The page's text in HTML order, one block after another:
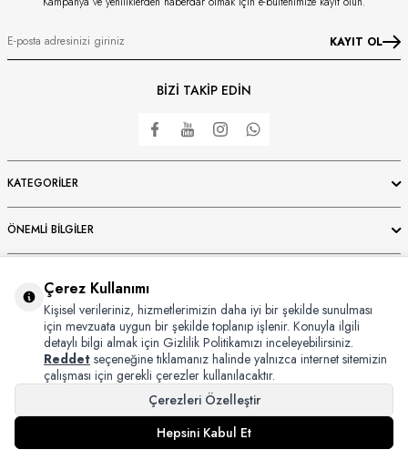
KAYIT OL
BİZİ TAKİP EDİN
KATEGORILER
ÖNEMLI BILGILER
Copyright © 2024 Bursaipek Tüm Hakları Saklıdır İzinsiz Kullanılamaz
T-SoftE-TicaretSistemleriyle Hazırlanmıştır.
Çerez Kullanımı
Kişisel verileriniz, hizmetlerimizin daha iyi bir şekilde sunulması
için mevzuata uygun bir şekilde toplanıp işlenir. Konuyla ilgili
detaylı bilgi almak için Gizlilik Politikamızı inceleyebilirsiniz.
Reddet seçeneğine tıklamanız halinde yalnızca internet sitemizin
çalışması için gerekli çerezler kullanılacaktır.
Çerezleri Özelleştir
Hepsini Kabul Et